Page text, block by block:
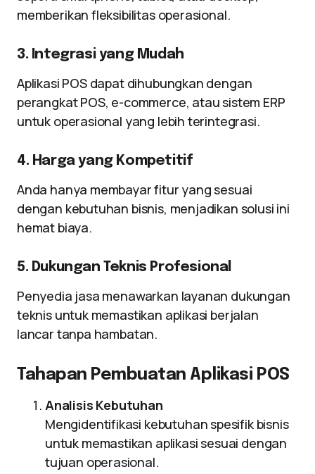
memberikan fleksibilitas operasional.
3. Integrasi yang Mudah
Aplikasi POS dapat dihubungkan dengan
perangkat POS, e-commerce, atau sistem ERP
untuk operasional yang lebih terintegrasi.
4. Harga yang Kompetitif
Anda hanya membayar fitur yang sesuai
dengan kebutuhan bisnis, menjadikan solusi ini
hemat biaya.
5. Dukungan Teknis Profesional
Penyedia jasa menawarkan layanan dukungan
teknis untuk memastikan aplikasi berjalan
lancar tanpa hambatan.
Tahapan Pembuatan Aplikasi POS
Analisis Kebutuhan
Mengidentifikasi kebutuhan spesifik bisnis
untuk memastikan aplikasi sesuai dengan
tujuan operasional.